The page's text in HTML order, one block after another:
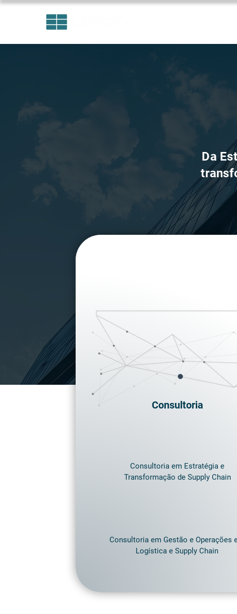
Da
Consultoria
Consultoria em Estratégia e
Transformação de Supply Chain
Consultoria em Gestão e Operações
Logística e Supply Chain